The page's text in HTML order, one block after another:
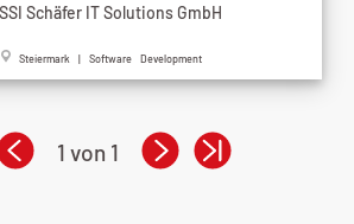
SSI Schäfer IT Solutions GmbH
Steiermark | Software Development
1 von 1